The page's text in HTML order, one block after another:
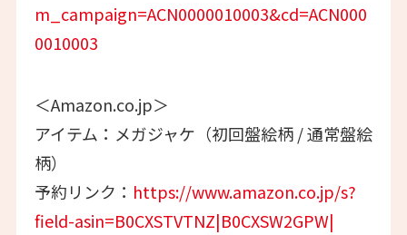
m_campaign=ACN0000010003&cd=ACN000
0010003
＜Amazon.co.jp＞
アイテム：メガジャケ（初回盤絵柄 / 通常盤絵
柄）
予約リンク： https://www.amazon.co.jp/s?
field-asin=B0CXSTVTNZ|B0CXSW2GPW|